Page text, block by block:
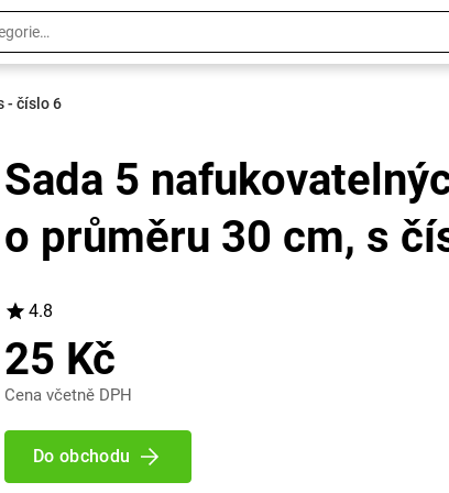
- číslo 6
Sada 5
o průměru 30 cm, s
4.8
25 Kč
Cena včetně DPH
Do obchodu